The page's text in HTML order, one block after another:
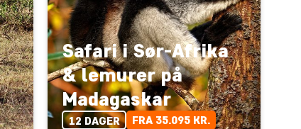
Safari i Sør-Afrika
& lemurer på
Madagaskar
12 DAGER FRA 35.095 KR.